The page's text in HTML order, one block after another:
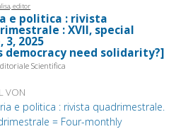
editor
e politica : rivista
: XVII, special
3, 2025
democracy need solidarity?]
Scientifica
VON
e politica : rivista quadrimestrale.
= Four-monthly